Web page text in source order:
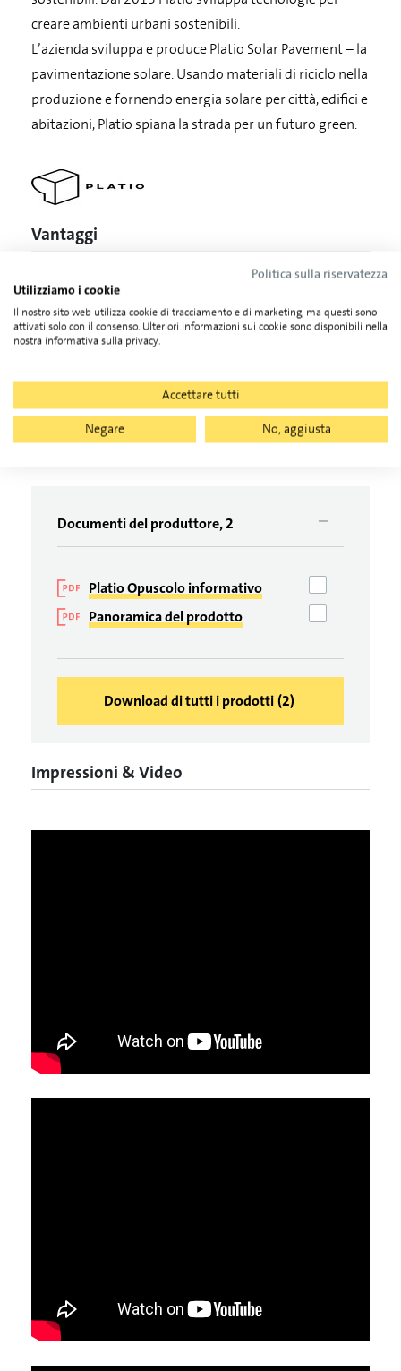
creare ambienti urbani sostenibili.
L’azienda sviluppa e produce Platio Solar Pavement – la
pavimentazione solare. Usando materiali di riciclo nella
produzione e fornendo energia solare per città, edifici e
abitazioni, Platio spiana la strada per un futuro green.
Vantaggi
Valorizza gli spazi esterni
Azienda tecnologica europea
Ridotta complessità operativa
Documenti
Documenti del produttore, 2
Platio Opuscolo informativo
Panoramica del prodotto
Download di tutti i prodotti (2)
Impressioni & Video
Politica sulla riservatezza
Utilizziamo i cookie
Il nostro sito web utilizza cookie di tracciamento e di marketing, ma questi sono
attivati solo con il consenso. Ulteriori informazioni sui cookie sono disponibili nella
nostra informativa sulla privacy.
Accettare tutti
Negare
No, aggiusta